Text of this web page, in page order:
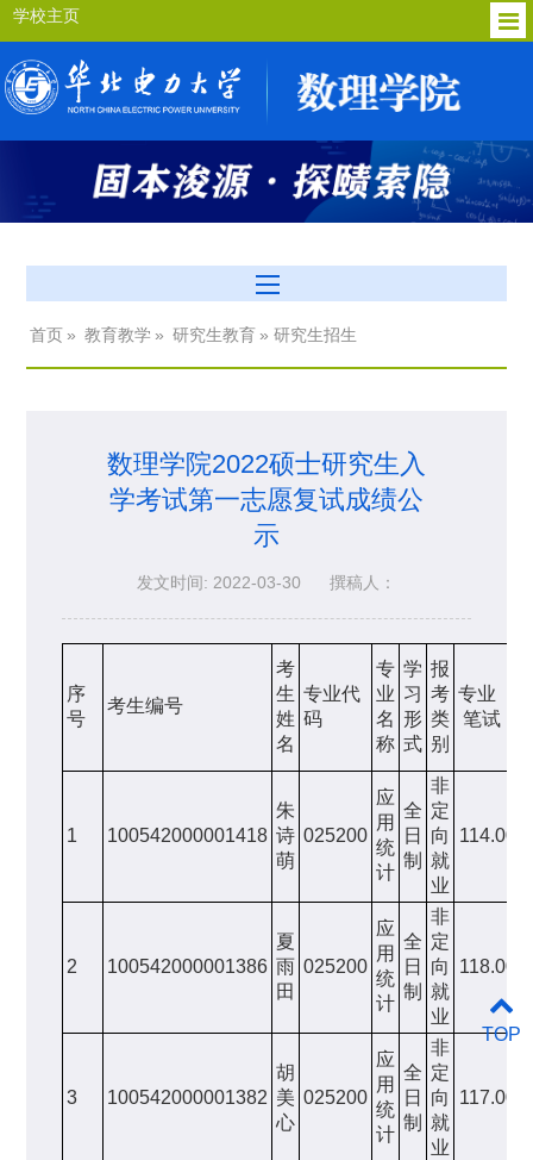
学校主页
首页 » 教育教学 » 研究生教育 » 研究生招生
数理学院2022硕士研究生入
学考试第一志愿复试成绩公
示
发文时间: 2022-03-30 撰稿人：
序
号
考生编号
考
生
姓
名
专业代
码
专
业
名
称
学
习
形
式
报
考
类
别
专业
笔试
1 100542000001418
朱
诗
萌
025200
应
用
统
计
全
日
制
非
定
向
就
业
114.00
2 100542000001386
夏
雨
田
025200
应
用
统
计
全
日
制
非
定
向
就
业
118.00
3 100542000001382
胡
美
心
025200
应
用
统
计
全
日
制
非
定
向
就
业
117.00
TOP